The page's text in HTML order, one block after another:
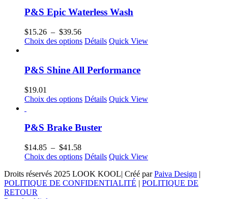
à
plusieurs
options
peuvent
choisies
sur
du
P&S Epic Waterless Wash
$15.26 – $39.56Plage
de
à
$39.56
Choix des options Ce
plusieurs
variations.
options
peuvent
sur
du
Détails Quick View
P&S Shine All Performance
$19.01
Choix des options Ce
plusieurs
options
peuvent
être
choisies
Détails Quick View
P&S Brake Buster
$14.85 – $41.58Plage
de
$14.85
à
Choix des options Ce
a
plusieurs
Détails Quick View
Droits réservés 2025 LOOK KOOL| Créé parPaiva Design |
POLITIQUE DE CONFIDENTIALITÉ | POLITIQUE DE
RETOUR